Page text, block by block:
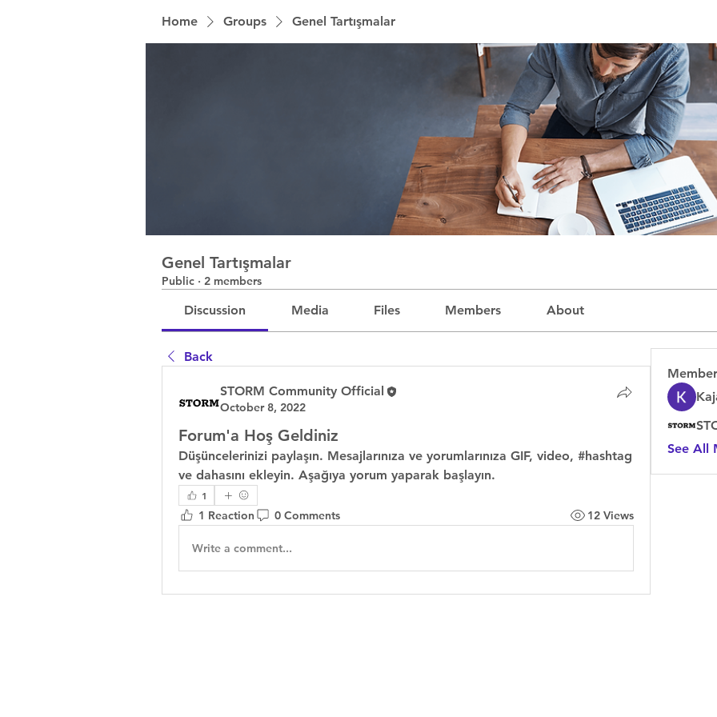
Home Groups Genel Tartışmalar
Genel Tartışmalar
Public · 2 members
Discussion Media Files Members About
Back
STORM Community Official
October 8, 2022
Forum'a Hoş Geldiniz
Düşüncelerinizi paylaşın. Mesajlarınıza ve yorumlarınıza GIF, video, #hashtag
ve dahasını ekleyin. Aşağıya yorum yaparak başlayın.
1
1 Reaction 0 Comments 12 Views
Write a comment...
See All